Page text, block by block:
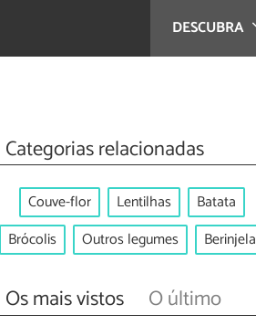
DESCUBRA
Categorias relacionadas
Couve-flor Lentilhas
Batata
Brócolis
Outros legumes Berinjela
Os mais vistos O último